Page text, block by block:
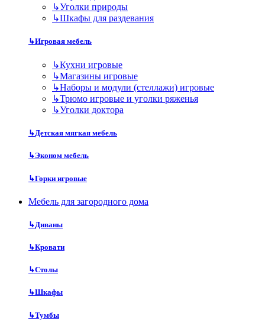
↳Уголки природы
↳Шкафы для раздевания
↳Игровая мебель
↳Кухни игровые
↳Магазины игровые
↳Наборы и модули (стеллажи) игровые
↳Трюмо игровые и уголки ряженья
↳Уголки доктора
↳Детская мягкая мебель
↳Эконом мебель
↳Горки игровые
Мебель для загородного дома
↳Диваны
↳Кровати
↳Столы
↳Шкафы
↳Тумбы